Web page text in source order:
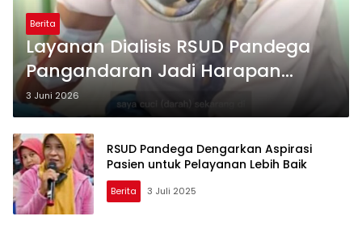
Berita
Layanan Dialisis RSUD Pandega
Pangandaran Jadi Harapan
Pasien Gagal Ginjal
3 Juni 2026
RSUD Pandega Dengarkan Aspirasi
Pasien untuk Pelayanan Lebih Baik
Berita 3 Juli 2025